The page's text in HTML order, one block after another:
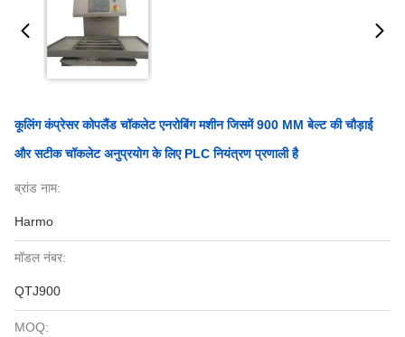
कूलिंग कंप्रेसर कोपलैंड चॉकलेट एनरोबिंग मशीन जिसमें 900 MM बेल्ट की चौड़ाई
और सटीक चॉकलेट अनुप्रयोग के लिए PLC नियंत्रण प्रणाली है
ब्रांड नाम:
Harmo
मॉडल नंबर:
QTJ900
MOQ: